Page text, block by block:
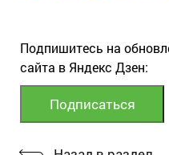
Подпишитесь на
сайта в Яндекс Дзен: